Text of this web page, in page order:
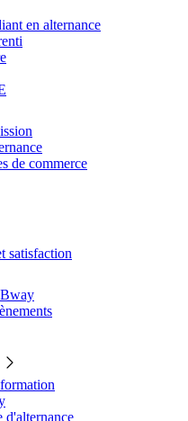
en alternance
de commerce
satisfaction
d'alternance